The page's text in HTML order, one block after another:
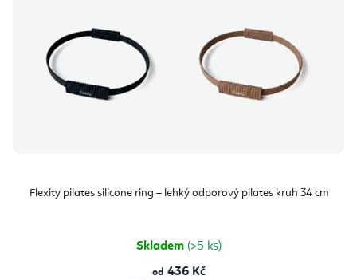
Flexity pilates silicone ring – lehký odporový pilates kruh 34 cm
Skladem (>5 ks)
od 436 Kč